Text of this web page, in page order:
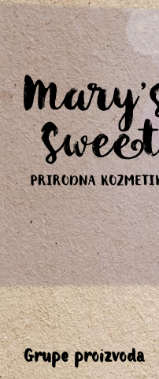
grupe proizvoda